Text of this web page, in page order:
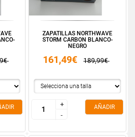
ZAPATILLAS NORTHWAVE
STORM CARBON BLANCO-
NEGRO
161,49€ 189,99€
+
-
+
-
AÑADIR